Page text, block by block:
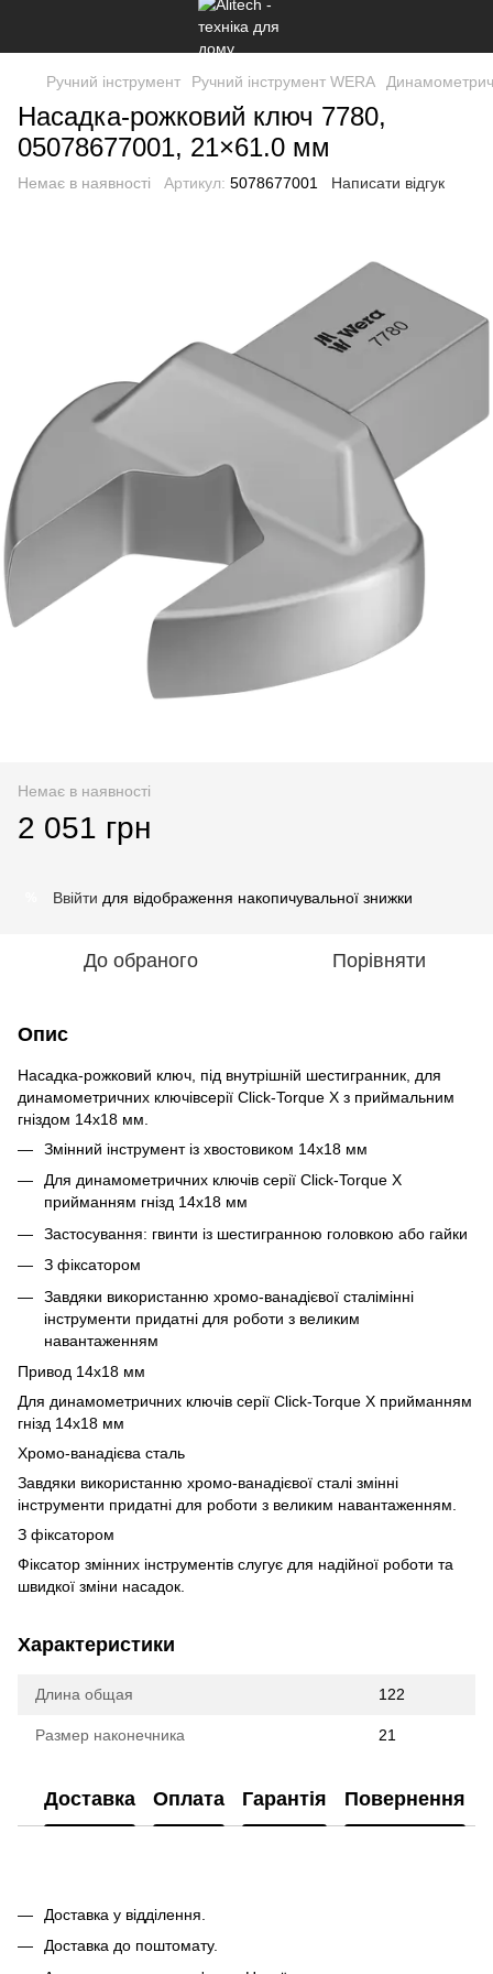
Ручний інструмент Ручний інструмент WERA
Насадка-рожковий ключ 7780,
05078677001, 21×61.0 мм
Немає в наявності Артикул: 5078677001 Написати відгук
Немає в наявності
2 051 грн
Ввійти для відображення накопичувальної знижки
До обраного Порівняти
Опис
Насадка-рожковий ключ, під внутрішній шестигранник, для
динамометричних ключівсерії Click-Torque X з приймальним
гніздом 14x18 мм.
Змінний інструмент із хвостовиком 14x18 мм
Для динамометричних ключів серії Click-Torque X
прийманням гнізд 14x18 мм
Застосування: гвинти із шестигранною головкою або гайки
З фіксатором
Завдяки використанню хромо-ванадієвої сталімінні
інструменти придатні для роботи з великим
навантаженням
Привод 14x18 мм
Для динамометричних ключів серії Click-Torque X прийманням
гнізд 14x18 мм
Хромо-ванадієва сталь
Завдяки використанню хромо-ванадієвої сталі змінні
інструменти придатні для роботи з великим навантаженням.
З фіксатором
Фіксатор змінних інструментів слугує для надійної роботи та
швидкої зміни насадок.
Характеристики
Длина общая 122
Размер наконечника 21
Доставка Оплата Гарантія Повернення
Доставка у відділення.
Доставка до поштомату.